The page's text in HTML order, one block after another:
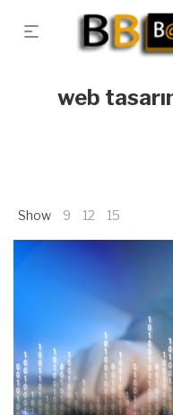
web
Show 9 12 15